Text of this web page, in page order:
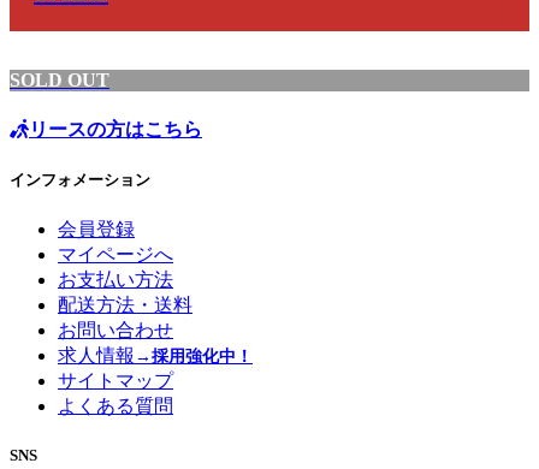
SOLD OUT
リースの方はこちら
インフォメーション
会員登録
マイページへ
お支払い方法
配送方法・送料
お問い合わせ
求人情報 →採用強化中！
サイトマップ
よくある質問
SNS